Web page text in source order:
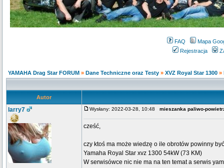
FAQ
Mapa
Rejestracja
YAMAHA Drag Star FORUM » Dane Techniczne oraz Testy » XVZ Royal Star 1300 »
Autor
larry7 Wysłany: 2022-03-28, 10:48 mieszanka paliwo-
cześć,
czy ktoś ma może wiedzę o ile obrotów powinny
Yamaha Royal Star xvz 1300 54kW (73 KM)
W serwisówce nic nie ma na ten temat a serwis